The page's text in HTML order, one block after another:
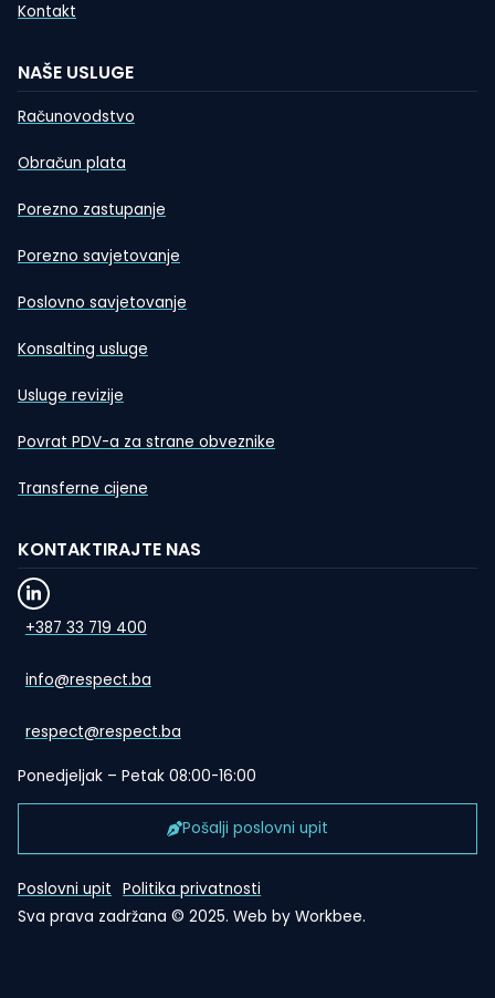
Kontakt
NAŠE USLUGE
Računovodstvo
Obračun plata
Porezno zastupanje
Porezno savjetovanje
Poslovno savjetovanje
Konsalting usluge
Usluge revizije
Povrat PDV-a za strane obveznike
Transferne cijene
KONTAKTIRAJTE NAS
+387 33 719 400
info@respect.ba
respect@respect.ba
Ponedjeljak – Petak 08:00-16:00
Pošalji poslovni upit
Sva prava zadržana © 2025. Web by Workbee.
Poslovni upit Politika privatnosti